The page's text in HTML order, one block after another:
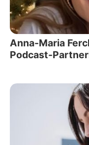
Anna-Maria
Podcast-